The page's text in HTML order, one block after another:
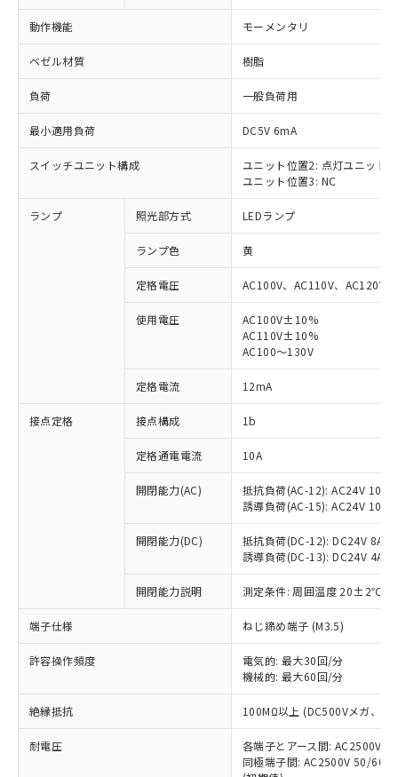
動作機能 モーメンタリ
ベゼル材質 樹脂
負荷 一般負荷用
最小適用負荷 DC5V 6mA
スイッチユニット構成
ユニット位置2: 点灯ユニット
ユニット位置3: NC
ランプ 照光部方式 LEDランプ
ランプ色 黄
定格電圧 AC100V、AC110V、AC120V
使用電圧
AC100V±10%
AC110V±10%
AC100～130V
定格電流 12mA
接点定格 接点構成 1b
定格通電電流 10A
開閉能力(AC)
抵抗負荷(AC-12): AC24V 10A/
誘導負荷(AC-15): AC24V
開閉能力(DC)
抵抗負荷(DC-12): DC24V 8A/
誘導負荷(DC-13): DC24V 4A/
開閉能力説明 測定条件: 周囲温度 20±2℃、
端子仕様 ねじ締め端子 (M3.5)
許容操作頻度
電気的: 最大30回/分
機械的: 最大60回/分
絶縁抵抗 100MΩ以上 (DC500Vメガ、点
耐電圧
各端子とアース間: AC2500V
同極端子間: AC2500V 50/
ご利用条件
以下の条件をお読みいただき、同意のうえ
本サービスは、当社制御機器事業取扱
商品の当社在庫状況および標準価格
(税抜)を提供させていただくもので
当社制御機器事業取扱商品の中には、
ことをご了承ください。
在庫状況および標準価格照会結果は、
記載している更新日時点での社内デー
タに基づき作成されるものであり、閲
覧された時点での実際の在庫および標
準価格とは異なる場合があることをご
対応済み：EU RoHS指令（10物質）の
非含有に対応した製品が提供可能な商品で
す。
対応予定：EU RoHS指令（10物質）の非含
有に対応した製品に切り替える予定のある
対応予定なし：EU RoHS指令（10物質）の
非含有に非対応の商品で、対応品を出す予
調査・確認中：EU RoHS指令（10物質）の
非含有の対応状況を調査中または確認中の
非該当品：ライセンス料など無形物で、有
害物質有無と関係のない商品です。
仕入先様の事情により、非含有部品として
いたものが、含有品と判明した場合などや
むを得ず変更することがあります。
*EU RoHS指令（10物質）：
鉛(Pb) 1000ppm以下、 水銀(Hg) 1000ppm以下、 カド
六価クロム(Cr(Ⅵ)) 1000ppm以下、ポリ臭化ビフェニル
類(PBB) 1000ppm以下、ポリ臭化ジフェニルエーテル類
「○」：最大均質材料含有率が中国RoHSの
基準値以下であることを示します。
「×」：最大均質材料含有率が中国RoHSの
基準値を超えていることを示します。
「－」：未確認です。当社販売部門へお問
*中国RoHS10物質の基準値 (GB/T26572)：
Pb(鉛) :1000ppm、 Hg(水銀) : 1000ppm、 Cd(カドミウ
Cr(Ⅵ)(六価クロム) : 1000ppm、 PBBs(ポリ臭化ビフェ
当社は、これら貴社製品のうち、外国
為替および外国貿易法に定める商品
または国外への提供する場合は、日本
国政府の輸出許可(または役務取引許
可)を取得するなどの必要な手続きを